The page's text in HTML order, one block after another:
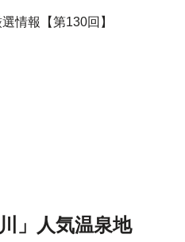
情報【第130回】
」人気温泉地